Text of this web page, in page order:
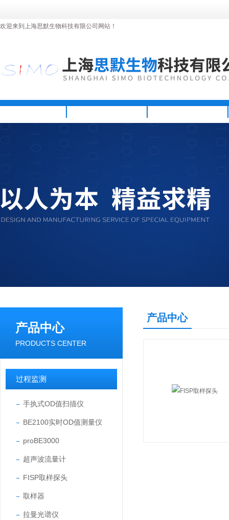
欢迎来到上海思默生物科技有限公司网站！
产品中心
PRODUCTS CENTER
过程监测
手执式OD值扫描仪
BE2100实时OD值测量仪
proBE3000
超声波流量计
FISP取样探头
取样器
拉曼光谱仪
产品中心